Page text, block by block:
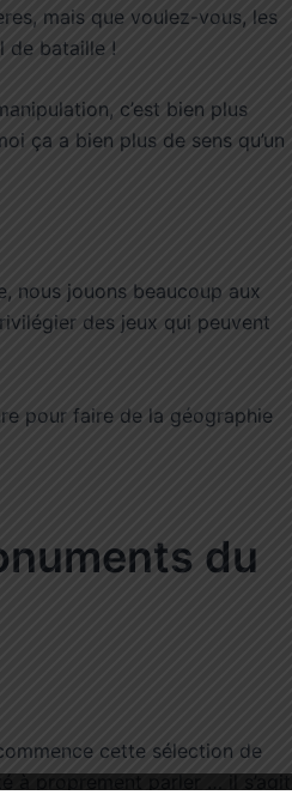
mais que voulez-vous, les
de bataille !
c’est bien plus
ça a bien plus de sens qu’un
nous jouons beaucoup aux
des jeux qui peuvent
pour faire de la géographie
du
cette sélection de
à proprement parler … il s’agit